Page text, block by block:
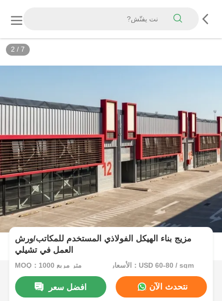
2 / 7
مزيج بناء الهيكل الفولاذي المستخدم للمكاتب/ورش
العمل في تشيلي
MOQ：1000 متر مربع الأسعار：USD 60-80 / sqm
افضل سعر نتحدث الآن